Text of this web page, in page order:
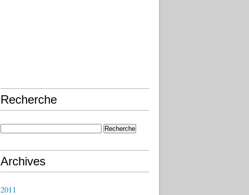
Recherche
Archives
2011